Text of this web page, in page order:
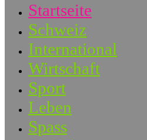
Startseite
Schweiz
International
Wirtschaft
Sport
Leben
Spass